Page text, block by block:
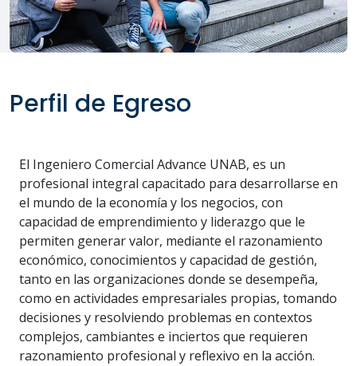
Perfil de Egreso
El Ingeniero Comercial Advance UNAB, es un
profesional integral capacitado para desarrollarse en
el mundo de la economía y los negocios, con
capacidad de emprendimiento y liderazgo que le
permiten generar valor, mediante el razonamiento
económico, conocimientos y capacidad de gestión,
tanto en las organizaciones donde se desempeña,
como en actividades empresariales propias, tomando
decisiones y resolviendo problemas en contextos
complejos, cambiantes e inciertos que requieren
razonamiento profesional y reflexivo en la acción.